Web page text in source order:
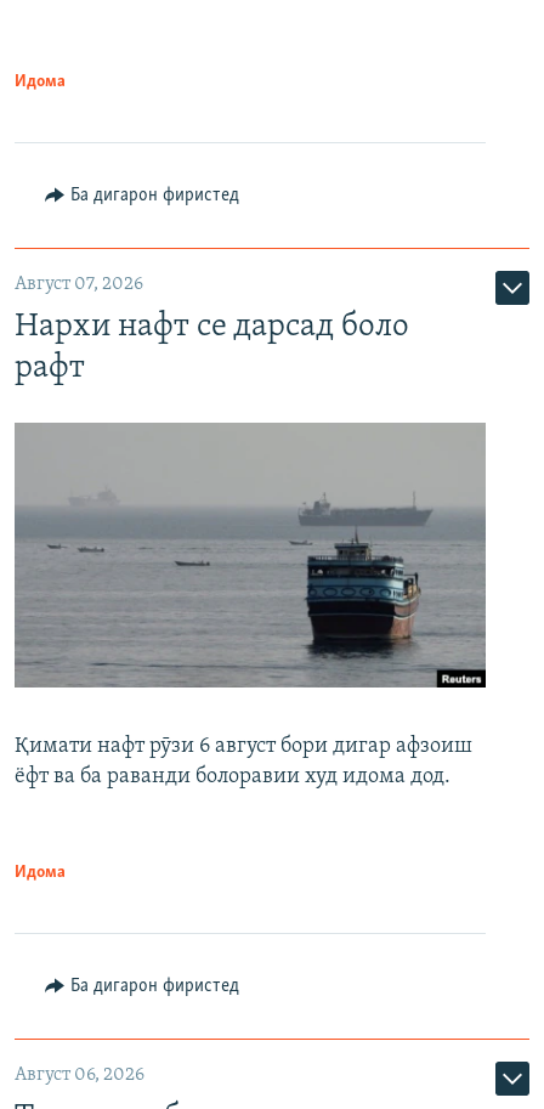
Идома
Ба дигарон фиристед
Август 07, 2026
Нархи нафт се дарсад боло
рафт
Қимати нафт рӯзи 6 август бори дигар афзоиш
ёфт ва ба раванди болоравии худ идома дод.
Идома
Ба дигарон фиристед
Август 06, 2026